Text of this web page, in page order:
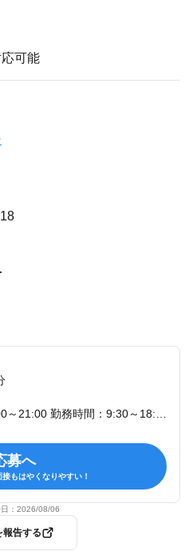
可能
募へ
もはやくなりやすい！
： 2026/08/06
報告する